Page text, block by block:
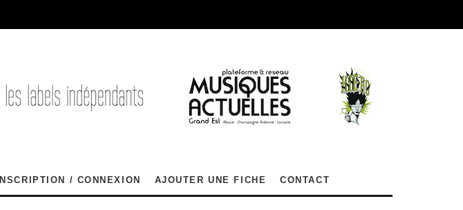
INSCRIPTION / CONNEXION AJOUTER UNE FICHE CONTACT